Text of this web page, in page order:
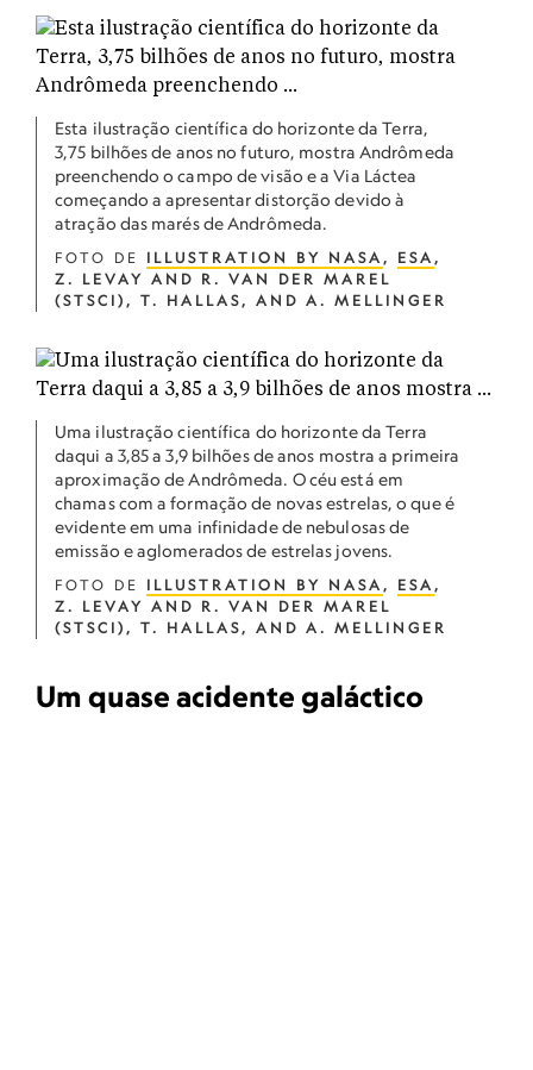
Esta ilustração científica do horizonte da Terra,
3,75 bilhões de anos no futuro, mostra Andrômeda
preenchendo o campo de visão e a Via Láctea
começando a apresentar distorção devido à
atração das marés de Andrômeda.
FOTO DE ILLUSTRATION BY NASA , ESA ,
Z. LEVAY AND R. VAN DER MAREL
(STSCI), T. HALLAS, AND A. MELLINGER
Uma ilustração científica do horizonte da Terra
daqui a 3,85 a 3,9 bilhões de anos mostra a primeira
aproximação de Andrômeda. O céu está em
chamas com a formação de novas estrelas, o que é
evidente em uma infinidade de nebulosas de
emissão e aglomerados de estrelas jovens.
FOTO DE ILLUSTRATION BY NASA , ESA ,
Z. LEVAY AND R. VAN DER MAREL
(STSCI), T. HALLAS, AND A. MELLINGER
Um quase acidente galáctico